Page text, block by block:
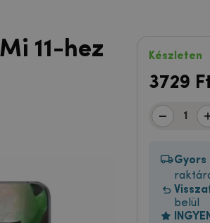
11-hez
Készleten
3729
Gyors
belül